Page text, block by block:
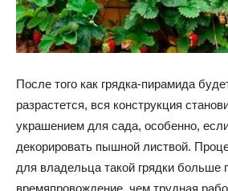
После того как грядка-пирамида
разрастется, вся конструкция
украшением для сада, особенно,
декорировать пышной листвой.
для владельца такой грядки больше
времяпровождение, чем трудная